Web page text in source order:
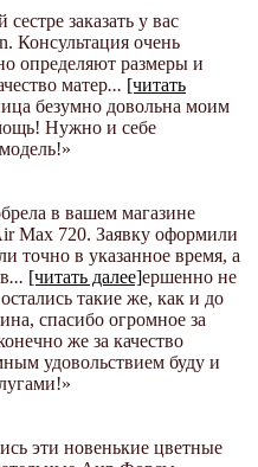
заказать у вас
Консультация очень
определяют размеры и
матер... [читать
безумно довольна моим
Нужно и себе
»
в вашем магазине
Max 720. Заявку оформили
точно в указанное время, а
... [читать далее]ершенно не
такие же, как и до
спасибо огромное за
же за качество
удовольствием буду и
»
эти новенькие цветные